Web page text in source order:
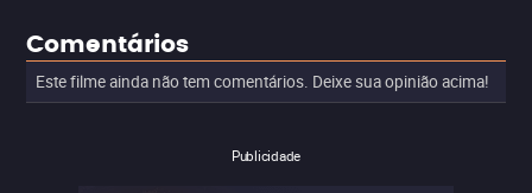
Comentários
Este filme ainda não tem comentários. Deixe sua opinião acima!
Publicidade